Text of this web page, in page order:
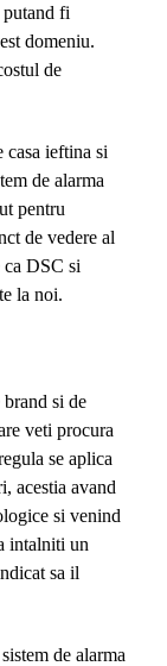
putand fi
domeniu.
de
casa ieftina si
de alarma
pentru
de vedere al
ca DSC si
la noi.
si de
veti procura
se aplica
acestia avand
si venind
intalniti un
sa il
de alarma